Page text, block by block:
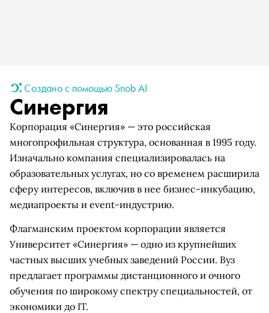
Создано с помощью Snob AI
Синергия
Корпорация «Синергия» — это российская
многопрофильная структура, основанная в 1995 году.
Изначально компания специализировалась на
образовательных услугах, но со временем расширила
сферу интересов, включив в нее бизнес-инкубацию,
медиапроекты и event-индустрию.
Флагманским проектом корпорации является
Университет «Синергия» — одно из крупнейших
частных высших учебных заведений России. Вуз
предлагает программы дистанционного и очного
обучения по широкому спектру специальностей, от
экономики до IT.